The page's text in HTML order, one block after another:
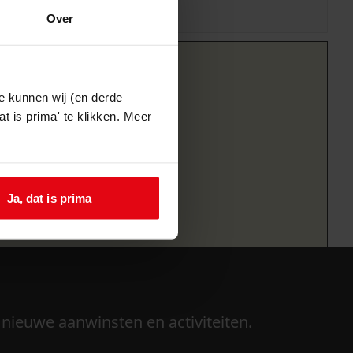
Over
kunnen wij (en derde
is prima' te klikken. Meer
Ja, dat is prima
aanwinsten en activiteiten.